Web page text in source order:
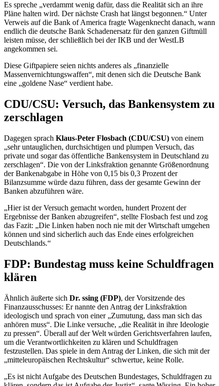
Es spreche „verdammt wenig dafür, dass die Realität sich an ihre
Pläne halten wird. Der nächste Crash hat längst begonnen.“ Unter
Verweis auf die Bank of America fragte Wagenknecht danach, wann
endlich die deutsche Bank Schadenersatz für den ganzen Giftmüll
leisten müsse, der schließlich bei der IKB und der WestLB
angekommen sei.
Diese Giftpapiere seien nichts anderes als „finanzielle
Massenvernichtungswaffen“, mit denen sich die Deutsche Bank
eine „goldene Nase“ verdient habe.
CDU/CSU: Versuch, das Bankensystem zu
zerschlagen
Dagegen sprach Klaus-Peter Flosbach (CDU/CSU) von einem
„sehr untauglichen, durchsichtigen und plumpen Versuch, das
private und sogar das öffentliche Bankensystem in Deutschland zu
zerschlagen“. Die von der Linksfraktion genannte Größenordnung
der Bankenabgabe in Höhe von 0,15 bis 0,3 Prozent der
Bilanzsumme würde dazu führen, dass der gesamte Gewinn der
Banken abzuführen wäre.
„Hier ist der Versuch gemacht worden, hundert Prozent der
Ergebnisse der Banken abzugreifen“, stellte Flosbach fest und zog
das Fazit: „Die Linken haben noch nie mit der Wirtschaft umgehen
können und sind sicherlich auch das Ende eines erfolgreichen
Deutschlands.“
FDP: Bundestag muss keine Schuldfragen
klären
Ähnlich äußerte sich Dr. ssing (FDP), der Vorsitzende des
Finanzausschusses: Er nannte den Antrag der Linksfraktion
ideologisch und sprach von einer „Zumutung, dass man sich das
anhören muss“. Die Linke versuche, „die Realität in ihre Ideologie
zu pressen“. Überall auf der Welt würden Gerichtsverfahren laufen,
um die Verantwortlichkeiten zu klären und Schuldfragen
festzustellen. Das spiele in dem Antrag der Linken, die sich mit der
„mitteleuropäischen Rechtskultur“ schwertue, keine Rolle.
„Es ist nicht Aufgabe des Deutschen Bundestages, Schuldfragen zu